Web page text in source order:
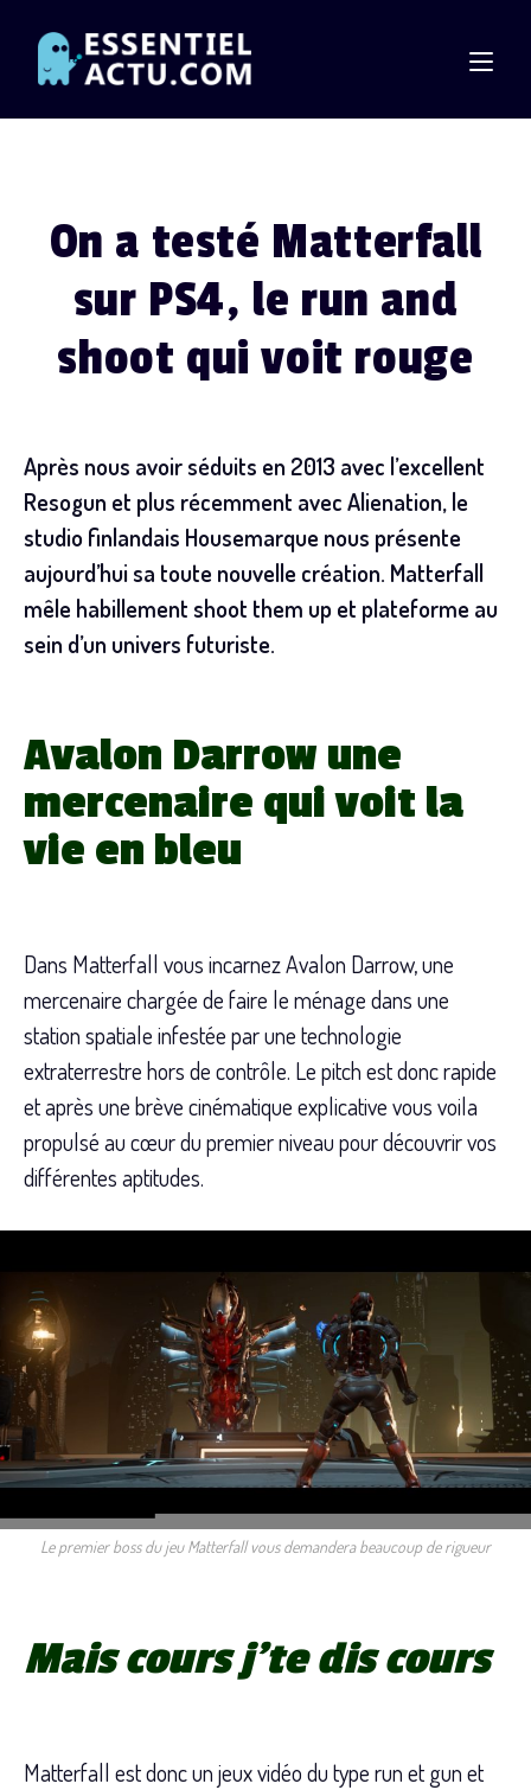
content
On a testé Matterfall
sur PS4, le run and
shoot qui voit rouge
Après nous avoir séduits en 2013 avec l’excellent
Resogun et plus récemment avec Alienation, le
studio finlandais Housemarque nous présente
aujourd’hui sa toute nouvelle création. Matterfall
mêle habillement shoot them up et plateforme au
sein d’un univers futuriste.
Avalon Darrow une
mercenaire qui voit la
vie en bleu
Dans Matterfall vous incarnez Avalon Darrow, une
mercenaire chargée de faire le ménage dans une
station spatiale infestée par une technologie
extraterrestre hors de contrôle. Le pitch est donc rapide
et après une brève cinématique explicative vous voila
propulsé au cœur du premier niveau pour découvrir vos
différentes aptitudes.
Le premier boss du jeu Matterfall vous demandera beaucoup de rigueur
Mais cours j’te dis cours
Matterfall est donc un jeux vidéo du type run et gun et